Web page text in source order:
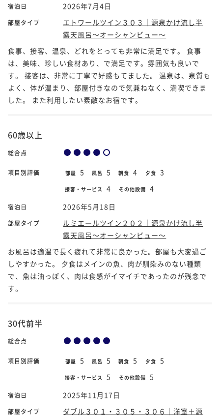
宿泊日 2026年7月4日
部屋タイプ
エトワールツイン３０３｜源泉かけ流し半
露天風呂～オーシャンビュー～
食事、接客、温泉、どれをとっても非常に満足です。 食事
は、美味、珍しい食材あり、で満足です。雰囲気も良いで
す。 接客は、非常に丁寧で好感もてました。 温泉は、泉質も
よく、体が温まり、部屋付きなので気兼ねなく、満喫できま
した。 また利用したい素敵なお宿です。
60歳以上
総合点
項目別評価 部屋 5 風呂 5 朝食 4 夕食 3
接客・サービス 4 その他設備 4
宿泊日 2026年5月18日
部屋タイプ
ルミエールツイン２０２｜源泉かけ流し半
露天風呂～オーシャンビュー～
お風呂は適温で長く疲れて非常に良かった。部屋も大変過ご
しやすかった。 夕食はメインの魚、肉が馴染みのない種類
で、魚は油っぽく、肉は食感がイマイチであったのが残念で
す。
30代前半
総合点
項目別評価 部屋 5 風呂 5 朝食 5 夕食 5
接客・サービス 5 その他設備 5
宿泊日 2025年11月17日
部屋タイプ
ダブル３０１・３０５・３０６｜洋室＋源